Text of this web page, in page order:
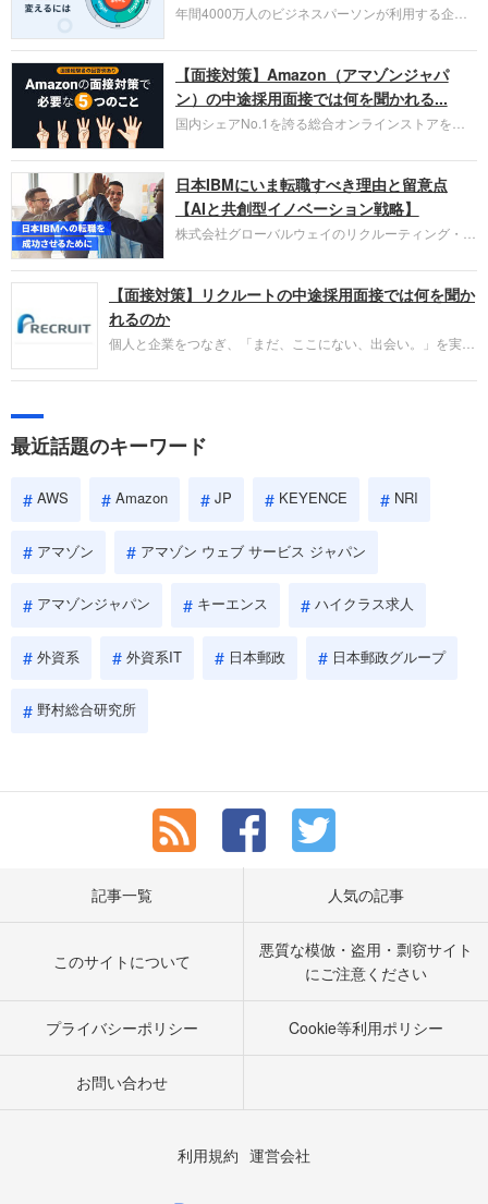
年間4000万人のビジネスパーソンが利用する企業
お勧めするイチオシ企業をご紹介します。今回はク
ラウド型CRMプラットフォームを提供する
HubSpot Japan（ハブスポット・ジャパン）株式会
社です。採用面接対策の企業研究にご活用くださ
い。
【面接対策】Amazon（アマゾンジャパ
ン）の中途採用面接では何を聞かれる...
国内シェアNo.1を誇る総合オンラインストアを運
圧倒的な存在感を持つAmazon。中途採用面接では
過去の具体的な業務成果やリーダーシップの発揮、
失敗からの学びが重視され、人間性やカルチャーフ
ィットも評価対象となり、長期的に成長できる仲間
であるかを多角的に審査されます。
日本IBMにいま転職すべき理由と留意点
【AIと共創型イノベーション戦略】
株式会社グローバルウェイのリクルーティング・パ
パーソンが利用する企業口コミサイト「キャリコ
ネ」の転職エージェントがお勧めするイチオシ企業
IBMです。採用面接対策の企業研究にご活用くださ
い。
【面接対策】リクルートの中途採用面接では何を聞か
れるのか
個人と企業をつなぎ、「まだ、ここにない、出会い。」を実現
やこれまでの成果を具体的に問われるほか、「人間性」も評価
しょう。
最近話題のキーワード
AWS Amazon JP KEYENCE NRI
アマゾン アマゾン ウェブ サービス ジャパン
アマゾンジャパン キーエンス ハイクラス求人
外資系 外資系IT 日本郵政 日本郵政グループ
野村総合研究所
記事一覧 人気の記事
このサイトについて
悪質な模倣・盗用・剽窃サイト
にご注意ください
プライバシーポリシー Cookie等利用ポリシー
お問い合わせ
利用規約 運営会社